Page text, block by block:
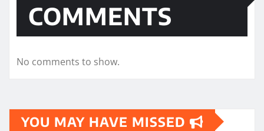
COMMENTS
No comments to show.
YOU MAY HAVE MISSED